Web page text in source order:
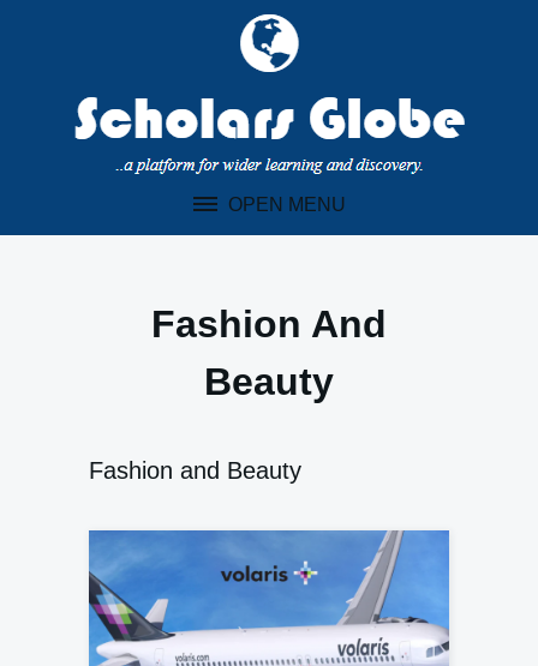
OPEN MENU
Fashion And
Beauty
Fashion and Beauty